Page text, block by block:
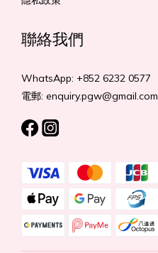
聯絡我們
WhatsApp: +852 6232 0577
電郵: enquiry.pgw@gmail.com